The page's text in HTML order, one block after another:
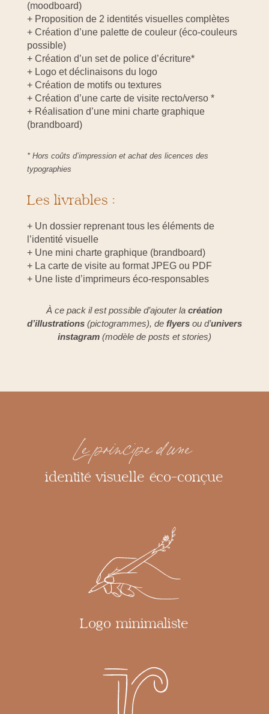
(moodboard)
+ Proposition de 2 identités visuelles complètes
+ Création d’une palette de couleur (éco-couleurs
possible)
+ Création d’un set de police d’écriture*
+ Logo et déclinaisons du logo
+ Création de motifs ou textures
+ Création d’une carte de visite recto/verso *
+ Réalisation d’une mini charte graphique
(brandboard)
* Hors coûts d’impression et achat des licences des
typographies
Les livrables :
+ Un dossier reprenant tous les éléments de
l’identité visuelle
+ Une mini charte graphique (brandboard)
+ La carte de visite au format JPEG ou PDF
+ Une liste d’imprimeurs éco-responsables
À ce pack il est possible d’ajouter lacréation
d’illustrations(pictogrammes), de flyers ou d’univers
instagram(modèle de posts et stories)
Le principe d’une
identité visuelle éco-conçue
Logo minimaliste